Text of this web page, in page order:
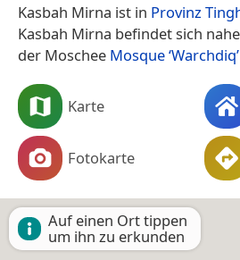
Kasbah Mirna ist in Provinz
Kasbah Mirna befindet sich nahe
der Moschee Mosque ‘Warchdiq’
Karte
Fotokarte
Auf einen Ort tippen
um ihn zu erkunden